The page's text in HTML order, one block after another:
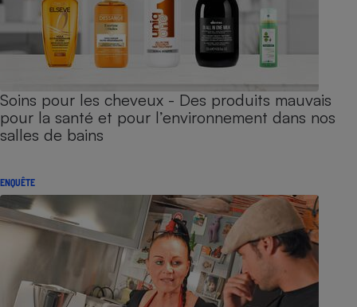
Soins pour les cheveux - Des produits mauvais
pour la santé et pour l’environnement dans nos
salles de bains
ENQUÊTE